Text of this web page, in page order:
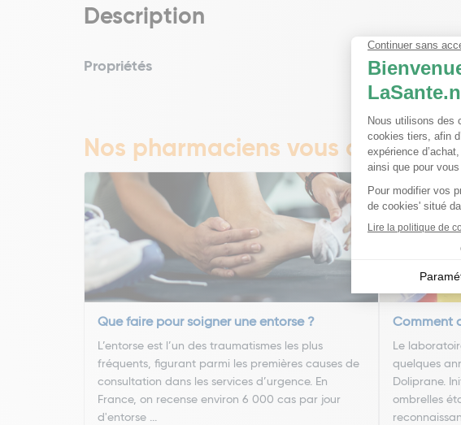
Description
Propriétés
Nos pharmaciens vous
Que faire pour soigner une entorse ?
L’entorse est l’un des traumatismes les plus
fréquents, figurant parmi les premières causes de
consultation dans les services d’urgence. En
France, on recense environ 6 000 cas par jour
d'entorse ...
Comment
Le
quelques
Doliprane.
ombrelles